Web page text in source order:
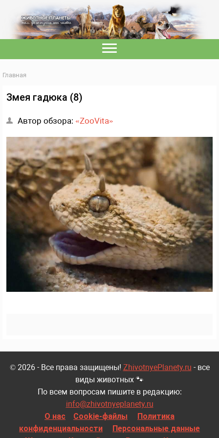
Главная
Змея гадюка (8)
Автор обзора: «ZooVita»
© 2026 - Все права защищены! ZhivotnyePlanety.ru - все
виды животных 🐾
По всем вопросам пишите в редакцию:
info@zhivotnyeplanety.ru
О нас
Cookie-файлы
Политика
конфиденциальности
Персональные данные